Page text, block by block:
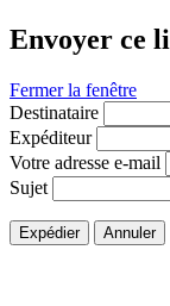
Envoyer ce
Fermer la fenêtre
Destinataire
Expéditeur
Votre adresse e-mail
Sujet
Expédier Annuler